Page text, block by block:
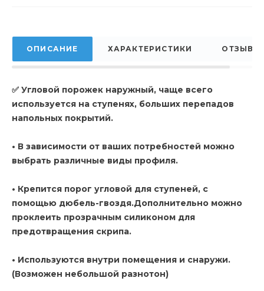
ОПИСАНИЕ ХАРАКТЕРИСТИКИ ОТЗЫВЫ
✅ Угловой порожек наружный, чаще всего
используется на ступенях, больших перепадов
напольных покрытий.
• В зависимости от ваших потребностей можно
выбрать различные виды профиля.
• Крепится порог угловой для ступеней, с
помощью дюбель-гвоздя.Дополнительно можно
проклеить прозрачным силиконом для
предотвращения скрипа.
• Используются внутри помещения и снаружи.
(Возможен небольшой разнотон)